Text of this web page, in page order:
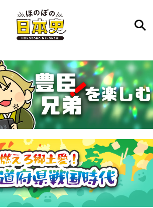
の事件や人物、時代などを入力して
間手動で検索結果を提示するよ（嘘
篠の戦い